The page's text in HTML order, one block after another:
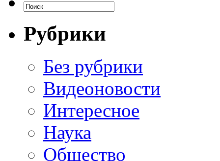
Рубрики
Без рубрики
Видеоновости
Интересное
Наука
Общество